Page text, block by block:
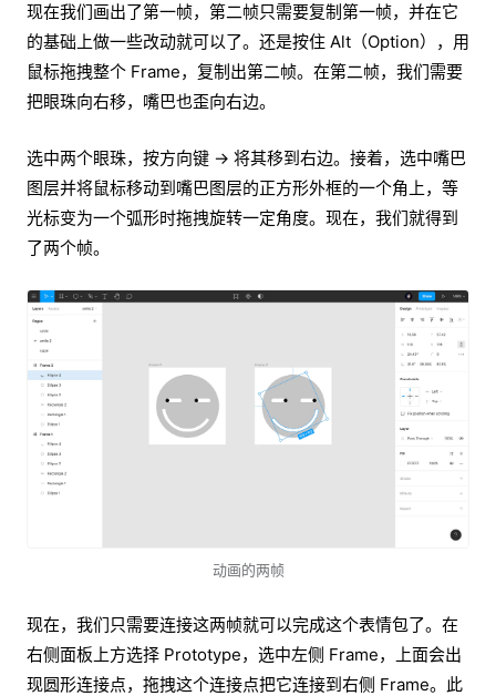
现在我们画出了第一帧，第二帧只需要复制第一帧，并在它
的基础上做一些改动就可以了。还是按住 Alt（Option），用
鼠标拖拽整个 Frame，复制出第二帧。在第二帧，我们需要
把眼珠向右移，嘴巴也歪向右边。
选中两个眼珠，按方向键 → 将其移到右边。接着，选中嘴巴
图层并将鼠标移动到嘴巴图层的正方形外框的一个角上，等
光标变为一个弧形时拖拽旋转一定角度。现在，我们就得到
了两个帧。
动画的两帧
现在，我们只需要连接这两帧就可以完成这个表情包了。在
右侧面板上方选择 Prototype，选中左侧 Frame，上面会出
现圆形连接点，拖拽这个连接点把它连接到右侧 Frame。此